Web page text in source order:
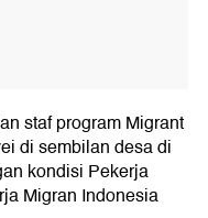
staf program Migrant
di sembilan desa di
kondisi Pekerja
Migran Indonesia